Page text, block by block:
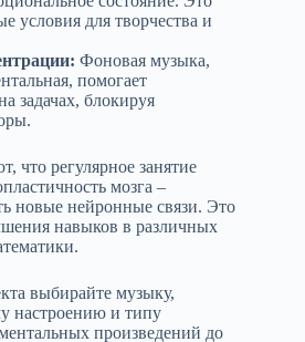
условия для творчества и
Фоновая музыка,
помогает
задачах, блокируя
что регулярное занятие
мозга –
новые нейронные связи. Это
навыков в различных
выбирайте музыку,
настроению и типу
произведений до